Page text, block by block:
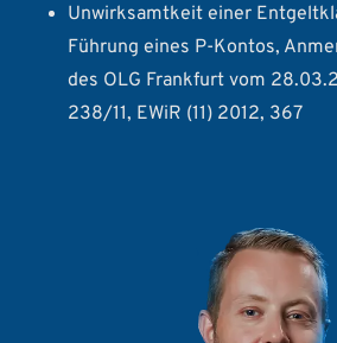
Unwirksamtkeit einer
Führung eines P-Kontos,
des OLG Frankfurt vom
238/11, EWiR (11) 2012, 367